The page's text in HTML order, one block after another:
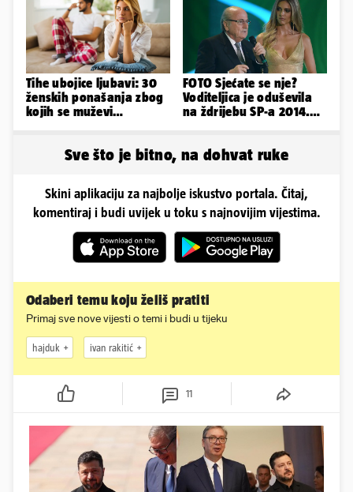
Tihe ubojice ljubavi: 30
ženskih ponašanja zbog
kojih se muževi
FOTO Sjećate se nje?
Voditeljica je oduševila
na ždrijebu SP-a 2014.
Sve što je bitno, na dohvat ruke
Skini aplikaciju za najbolje iskustvo portala. Čitaj,
komentiraj i budi uvijek u toku s najnovijim vijestima.
Odaberi temu koju želiš pratiti
Primaj sve nove vijesti o temi i budi u tijeku
hajduk ivan rakitić
11